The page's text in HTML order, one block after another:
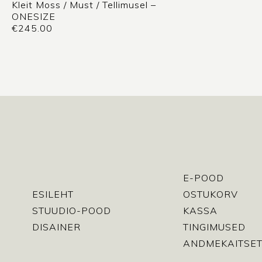
Kleit Moss / Must / Tellimusel –
ONESIZE
€245.00
ESILEHT
STUUDIO-POOD
DISAINER
E-POOD
OSTUKORV
KASSA
TINGIMUSED